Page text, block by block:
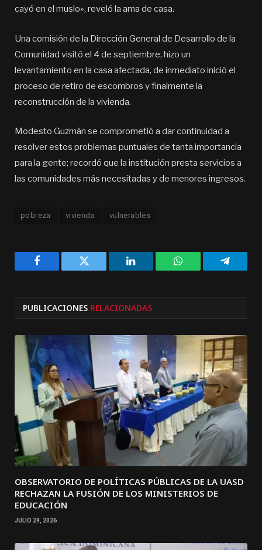
cayó en el muslo», reveló la ama de casa.
Una comisión de la Dirección General de Desarrollo de la
Comunidad visitó el 4 de septiembre, hizo un
levantamiento en la casa afectada, de inmediato inició el
proceso de retiro de escombros y finalmente la
reconstrucción de la vivienda.
Modesto Guzmán se comprometió a dar continuidad a
resolver estos problemas puntuales de tanta importancia
para la gente; recordó que la institución presta servicios a
las comunidades más necesitadas y de menores ingresos.
pobreza vivienda vulnerables
Facebook Twitter LinkedIn WhatsApp
PUBLICACIONES RELACIONADAS
OBSERVATORIO DE POLÍTICAS PÚBLICAS DE LA UASD
RECHAZAN LA FUSIÓN DE LOS MINISTERIOS DE
EDUCACIÓN
JULIO 29, 2026